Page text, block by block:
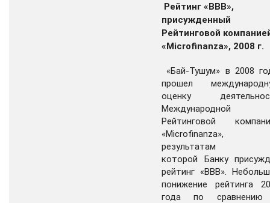
Рейтинг «ВВВ»,
присужденный
Рейтинговой
«Microfinanza», 2008 г.
«Бай-Тушум» в 2008
прошел
оценку
Международной
Рейтинговой
«Microfinanza»,
результатам
которой Банку
рейтинг «ВВВ».
понижение рейтинга
года по